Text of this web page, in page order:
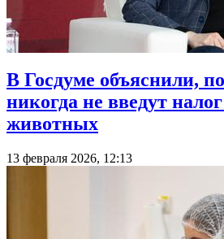
В Госдуме объяснили,
никогда не введут
животных
13 февраля 2026, 12:13